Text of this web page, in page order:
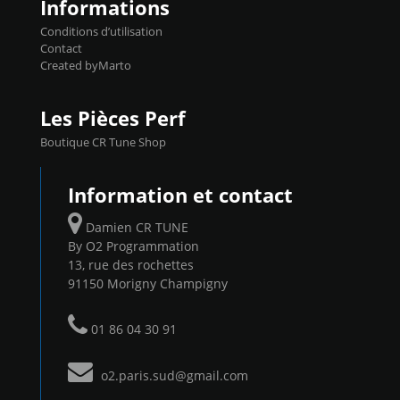
Informations
Conditions d’utilisation
Contact
Created byMarto
Les Pièces Perf
Boutique CR Tune Shop
Information et contact
Damien CR TUNE
By O2 Programmation
13, rue des rochettes
91150 Morigny Champigny
01 86 04 30 91
o2.paris.sud@gmail.com